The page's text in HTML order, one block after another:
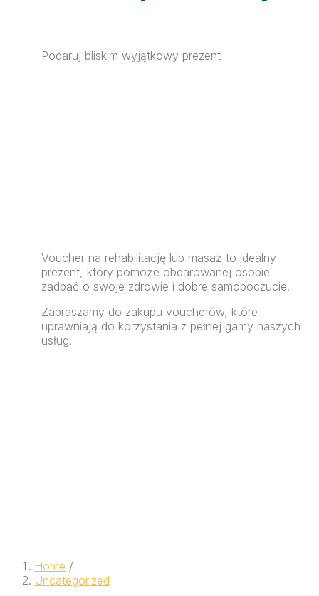
Podaruj bliskim wyjątkowy prezent
Voucher na rehabilitację lub masaż to idealny
prezent, który pomoże obdarowanej osobie
zadbać o swoje zdrowie i dobre samopoczucie.
Zapraszamy do zakupu voucherów, które
uprawniają do korzystania z pełnej gamy naszych
usług.
Home /
Uncategorized